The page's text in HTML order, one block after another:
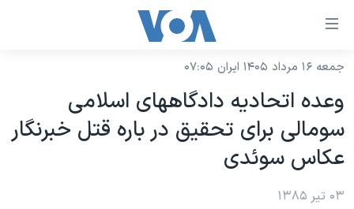
لینکهای
دسترسی
جهش
محتوای
اصلی
نسخه سبک وب‌سایت
موضوع ها
ایران
آمریکا
برنامه های تلویزیونی
جدول برنامه ها
جمعه ۱۶ مرداد ۱۴۰۵ ایران ۰۷:۰۵
وعده اتحاديه دادگاههای اسلامی
سومالی برای تحقيق در باره قتل خبرنگار
عکاس سوئدی
۰۳ تیر ۱۳۸۵